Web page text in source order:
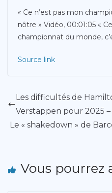
« Ce n’est pas mon
nôtre » Vidéo, 00:01:05 «
championnat du monde,
Source link
Les difficultés de
Verstappen pour 2025
Le « shakedown » de
Vous pourrez